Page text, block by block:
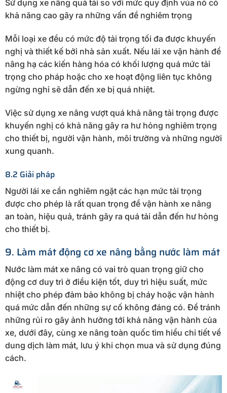
Sử dụng xe nâng quá tải so với mức quy định vủa nó có
khả năng cao gây ra những vấn đề nghiêm trọng
Mỗi loại xe đều có mức độ tải trọng tối đa được khuyến
nghị và thiết kế bởi nhà sản xuất. Nếu lái xe vận hành để
nâng hạ các kiến hàng hóa có khối lượng quá mức tải
trọng cho pháp hoặc cho xe hoạt động liên tục không
ngừng nghỉ sẽ dẫn đến xe bị quá nhiệt.
Việc sử dụng xe nâng vượt quá khả năng tải trọng được
khuyến nghị có khả năng gây ra hư hỏng nghiêm trọng
cho thiết bị, người vận hành, môi trường và những người
xung quanh.
8.2 Giải pháp
Người lái xe cần nghiêm ngặt các hạn mức tải trọng
được cho phép là rất quan trọng để vận hành xe nâng
an toàn, hiệu quả, tránh gây ra quá tải dẫn đến hư hỏng
cho thiết bị.
9. Làm mát động cơ xe nâng bằng nước làm mát
Nước làm mát xe nâng có vai trò quan trọng giữ cho
động cơ duy trì ở điều kiện tốt, duy trì hiệu suất, mức
nhiệt cho phép đảm bảo không bị cháy hoặc vận hành
quá mức dẫn đến những sự cố không đáng có. Để tránh
những rủi ro gây ảnh hưởng tới khả năng vận hành của
xe, dưới đây, cùng xe nâng toàn quốc tìm hiểu chi tiết về
dung dịch làm mát, lưu ý khi chọn mua và sử dụng đúng
cách.